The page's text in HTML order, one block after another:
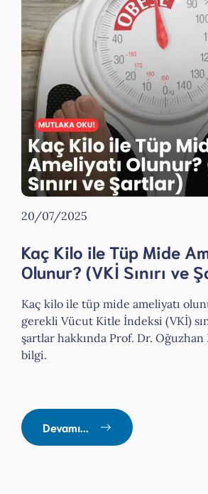
20/07/2025
Kaç Kilo ile Tüp Mide
Olunur? (VKİ Sınırı ve
Kaç kilo ile tüp mide ameliyatı
gerekli Vücut Kitle İndeksi (VKİ)
şartlar hakkında Prof. Dr.
bilgi.
Devamı...